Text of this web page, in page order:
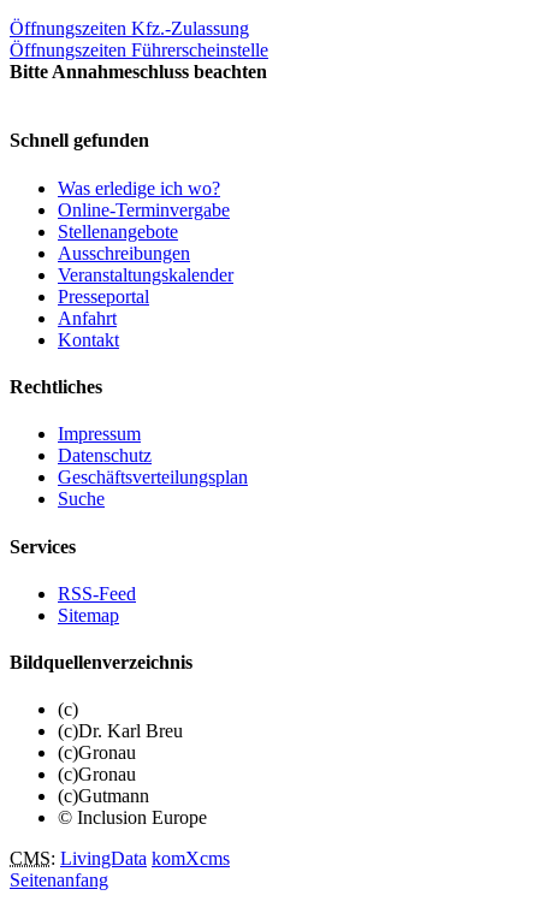
Öffnungszeiten Kfz.-Zulassung
Öffnungszeiten Führerscheinstelle
Bitte Annahmeschluss beachten
Schnell gefunden
Was erledige ich wo?
Online-Terminvergabe
Stellenangebote
Ausschreibungen
Veranstaltungskalender
Presseportal
Anfahrt
Kontakt
Rechtliches
Impressum
Datenschutz
Geschäftsverteilungsplan
Suche
Services
RSS-Feed
Sitemap
Bildquellenverzeichnis
(c)
(c)Dr. Karl Breu
(c)Gronau
(c)Gronau
(c)Gutmann
© Inclusion Europe
CMS: LivingData komXcms
Seitenanfang